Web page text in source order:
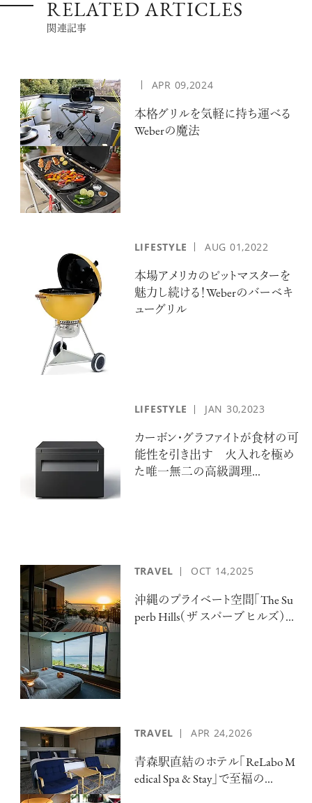
RELATED ARTICLES
関連記事
APR 09,2024
本格グリルを気軽に持ち運べる
Weberの魔法
LIFESTYLE AUG 01,2022
本場アメリカのピットマスターを
魅力し続ける！Weberのバーベキ
ューグリル
LIFESTYLE JAN 30,2023
カーボン・グラファイトが食材の可
能性を引き出す 火入れを極め
た唯一無二の高級調理...
TRAVEL OCT 14,2025
沖縄のプライベート空間「The Su
perb Hills（ザ スパーブ ヒルズ）...
TRAVEL APR 24,2026
青森駅直結のホテル「ReLabo M
edical Spa & Stay」で至福の...